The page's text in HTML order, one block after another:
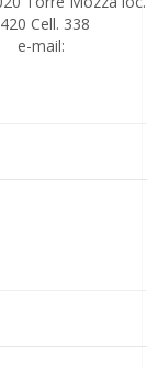
Cell. 338
e-mail: